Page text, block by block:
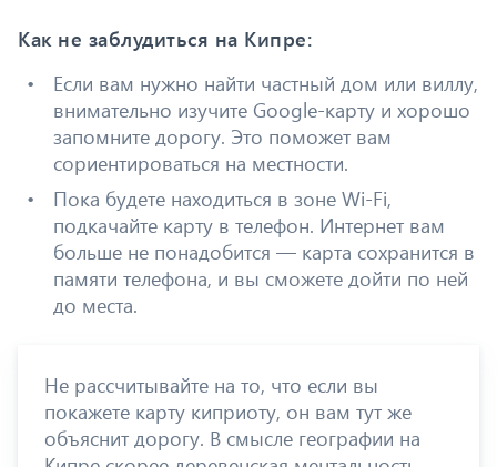
Как не заблудиться на Кипре:
Если вам нужно найти частный дом или виллу,
внимательно изучите Google-карту и хорошо
запомните дорогу. Это поможет вам
сориентироваться на местности.
Пока будете находиться в зоне Wi-Fi,
подкачайте карту в телефон. Интернет вам
больше не понадобится — карта сохранится в
памяти телефона, и вы сможете дойти по ней
до места.
Не рассчитывайте на то, что если вы
покажете карту киприоту, он вам тут же
объяснит дорогу. В смысле географии на